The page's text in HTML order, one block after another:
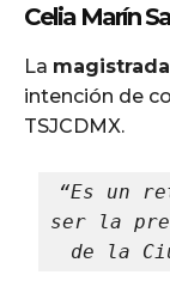
Celia Marín
La
intención de
TSJCDMX.
“Es un
ser la
de la